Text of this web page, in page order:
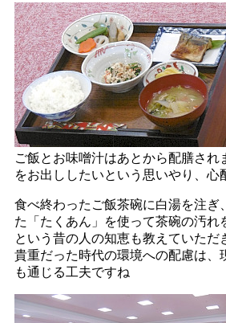
ご飯とお味噌汁はあとから配膳され
をお出ししたいという思いやり、心
食べ終わったご飯茶碗に白湯を注ぎ
た「たくあん」を使って茶碗の汚れ
という昔の人の知恵も教えていただ
貴重だった時代の環境への配慮は、
も通じる工夫ですね